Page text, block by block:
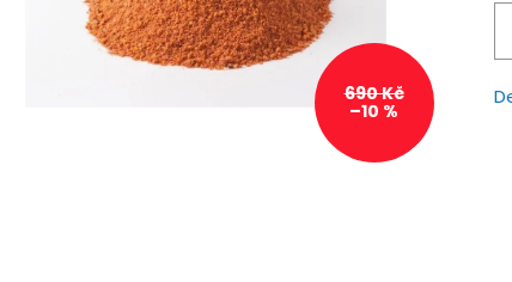
690 Kč
–10 %